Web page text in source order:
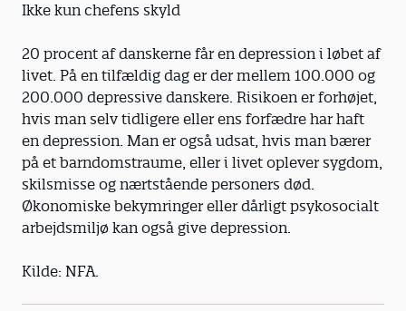
Ikke kun chefens skyld
20 procent af danskerne får en depression i løbet af
livet. På en tilfældig dag er der mellem 100.000 og
200.000 depressive danskere. Risikoen er forhøjet,
hvis man selv tidligere eller ens forfædre har haft
en depression. Man er også udsat, hvis man bærer
på et barndomstraume, eller i livet oplever sygdom,
skilsmisse og nærtstående personers død.
Økonomiske bekymringer eller dårligt psykosocialt
arbejdsmiljø kan også give depression.
Kilde: NFA.